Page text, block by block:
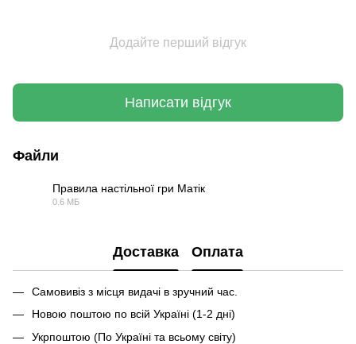
Додайте перший відгук
Написати відгук
Файли
Правила настільної гри Матік
0.6 МБ
Доставка Оплата
Самовивіз з місця видачі в зручний час.
Новою поштою по всій Україні (1-2 дні)
Укрпоштою (По Україні та всьому світу)